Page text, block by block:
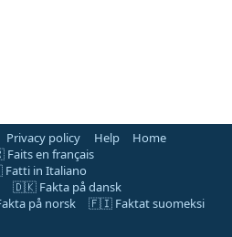
Privacy policy Help
Home
en français
in Italiano
🇩🇰 Fakta på dansk
på norsk
🇫🇮 Faktat suomeksi